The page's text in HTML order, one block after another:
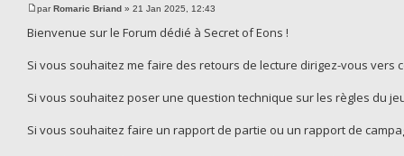
parRomaric Briand » 21 Jan 2025, 12:43
Bienvenue sur le Forum dédié à Secret of Eons !
Si vous souhaitez me faire des retours de lecture dirigez-vous vers
Si vous souhaitez poser une question technique sur les règles du
Si vous souhaitez faire un rapport de partie ou un rapport de